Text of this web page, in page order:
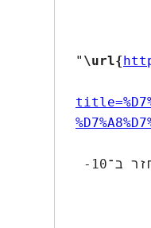
" \url{
   note = "[מקוון; אוחזר ב־10-